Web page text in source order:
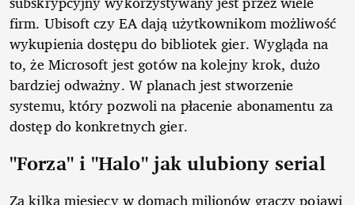
firm. Ubisoft czy EA dają użytkownikom możliwość
wykupienia dostępu do bibliotek gier. Wygląda na
to, że Microsoft jest gotów na kolejny krok, dużo
bardziej odważny. W planach jest stworzenie
systemu, który pozwoli na płacenie abonamentu za
dostęp do konkretnych gier.
"Forza" i "Halo" jak ulubiony serial
Za kilka miesięcy w domach milionów graczy pojawi